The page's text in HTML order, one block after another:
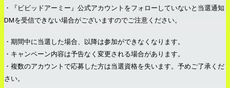
・『ビビッドアーミー』公式アカウントをフォローしていないと当選通知
DMを受信できない場合がございますのでご注意ください。
・期間中に当選した場合、以降は参加ができなくなります。
・キャンペーン内容は予告なく変更される場合があります。
・複数のアカウントで応募した方は当選資格を失います。予めご了承くだ
さい。